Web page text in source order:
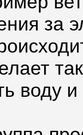
за
воду и